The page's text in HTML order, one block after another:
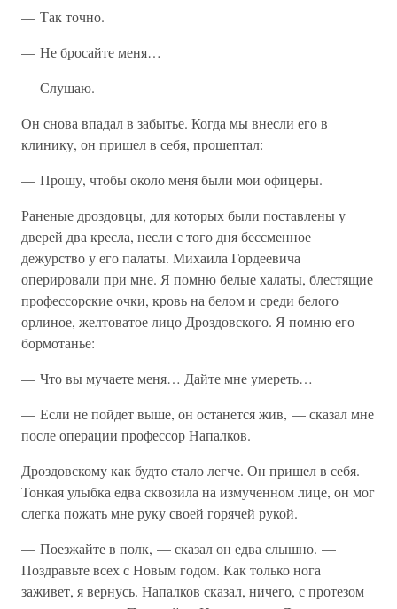
— Так точно.
— Не бросайте меня…
— Слушаю.
Он снова впадал в забытье. Когда мы внесли его в
клинику, он пришел в себя, прошептал:
— Прошу, чтобы около меня были мои офицеры.
Раненые дроздовцы, для которых были поставлены у
дверей два кресла, несли с того дня бессменное
дежурство у его палаты. Михаила Гордеевича
оперировали при мне. Я помню белые халаты, блестящие
профессорские очки, кровь на белом и среди белого
орлиное, желтоватое лицо Дроздовского. Я помню его
бормотанье:
— Что вы мучаете меня… Дайте мне умереть…
— Если не пойдет выше, он останется жив, — сказал мне
после операции профессор Напалков.
Дроздовскому как будто стало легче. Он пришел в себя.
Тонкая улыбка едва сквозила на измученном лице, он мог
слегка пожать мне руку своей горячей рукой.
— Поезжайте в полк, — сказал он едва слышно. —
Поздравьте всех с Новым годом. Как только нога
заживет, я вернусь. Напалков сказал, ничего, с протезом